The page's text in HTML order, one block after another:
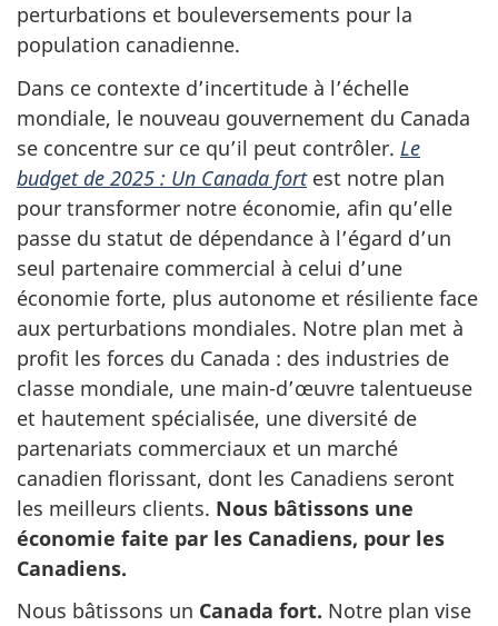
perturbations et bouleversements pour la
population canadienne.
Dans ce contexte d’incertitude à l’échelle
mondiale, le nouveau gouvernement du Canada
se concentre sur ce qu’il peut contrôler. Le
budget de 2025 : Un Canada fort est notre plan
pour transformer notre économie, afin qu’elle
passe du statut de dépendance à l’égard d’un
seul partenaire commercial à celui d’une
économie forte, plus autonome et résiliente face
aux perturbations mondiales. Notre plan met à
profit les forces du Canada : des industries de
classe mondiale, une main-d’œuvre talentueuse
et hautement spécialisée, une diversité de
partenariats commerciaux et un marché
canadien florissant, dont les Canadiens seront
les meilleurs clients. Nous bâtissons une
économie faite par les Canadiens, pour les
Canadiens.
Nous bâtissons un Canada fort. Notre plan vise